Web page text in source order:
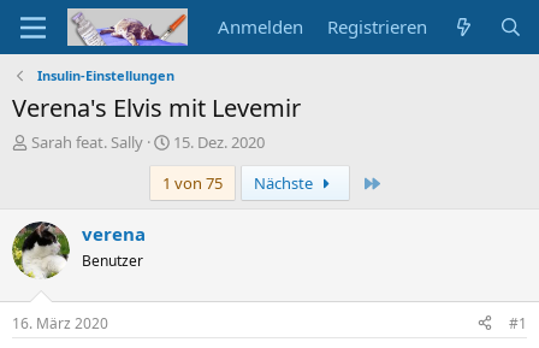
Anmelden Registrieren
Insulin-Einstellungen
Verena's Elvis mit Levemir
E
e
l
l
e
Sarah feat. Sally
E
r
s
t
m
15. Dez. 2020
1 von 75
Nächste
verena
Benutzer
16. März 2020 #1